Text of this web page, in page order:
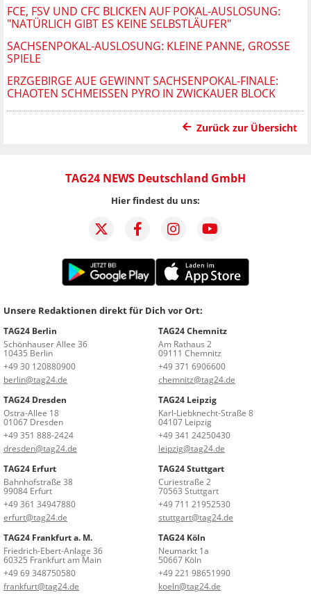
FCE, FSV UND CFC BLICKEN AUF POKAL-AUSLOSUNG:
"NATÜRLICH GIBT ES KEINE SELBSTLÄUFER"
SACHSENPOKAL-AUSLOSUNG: KLEINE PANNE, GROSSE S
PIELE
ERZGEBIRGE AUE GEWINNT SACHSENPOKAL-FINALE:
CHAOTEN SCHMEISSEN PYRO IN ZWICKAUER BLOCK
Zurück zur Übersicht
TAG24 NEWS Deutschland GmbH
Hier findest du uns:
Unsere Redaktionen direkt für Dich vor Ort:
TAG24 Berlin
Schönhauser Allee 36
10435 Berlin
+49 30 120880900
berlin@tag24.de
TAG24 Chemnitz
Am Rathaus 2
09111 Chemnitz
+49 371 6906600
chemnitz@tag24.de
TAG24 Dresden
Ostra-Allee 18
01067 Dresden
+49 351 888-2424
dresden@tag24.de
TAG24 Leipzig
Karl-Liebknecht-Straße 8
04107 Leipzig
+49 341 24250430
leipzig@tag24.de
TAG24 Erfurt
Bahnhofstraße 38
99084 Erfurt
+49 361 34947880
erfurt@tag24.de
TAG24 Stuttgart
Curiestraße 2
70563 Stuttgart
+49 711 21952530
stuttgart@tag24.de
TAG24 Frankfurt a. M.
Friedrich-Ebert-Anlage 36
60325 Frankfurt am Main
+49 69 348750580
frankfurt@tag24.de
TAG24 Köln
Neumarkt 1a
50667 Köln
+49 221 98651990
koeln@tag24.de